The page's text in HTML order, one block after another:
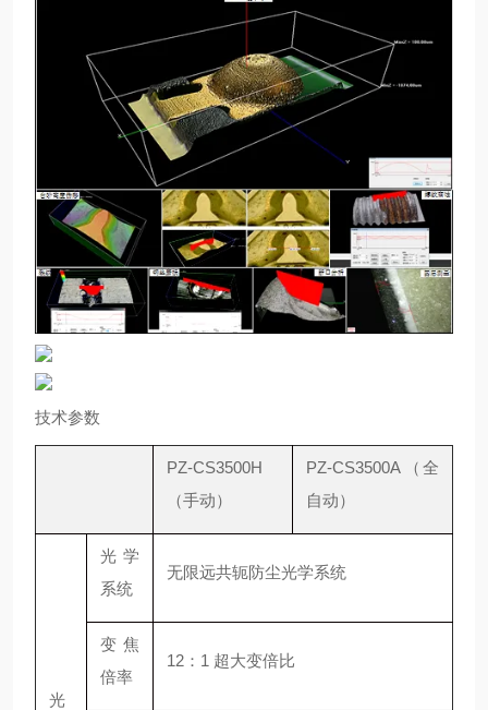
技术参数
PZ-CS3500H
（手动）
PZ-CS3500A（全
自动）
光
光学
系统
无限远共轭防尘光学系统
变焦
倍率
12：1 超大变倍比